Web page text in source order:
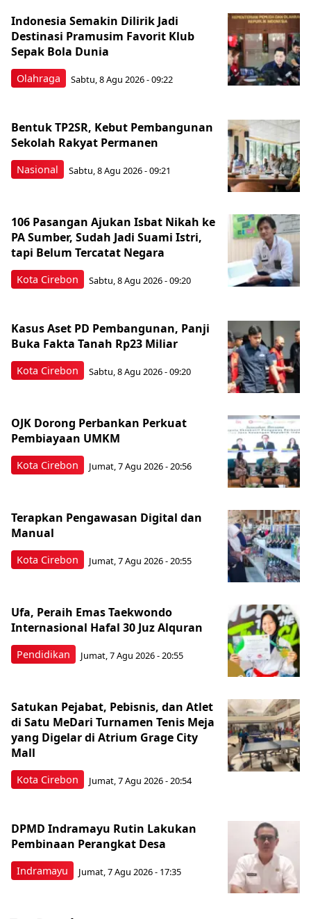
Olahraga
Indonesia Semakin Dilirik Jadi
Destinasi Pramusim Favorit Klub
Sepak Bola Dunia
Sabtu, 8 Agu 2026 - 09:22
Nasional
Bentuk TP2SR, Kebut Pembangunan
Sekolah Rakyat Permanen
Sabtu, 8 Agu 2026 - 09:21
Kota Cirebon
106 Pasangan Ajukan Isbat Nikah ke
PA Sumber, Sudah Jadi Suami Istri,
tapi Belum Tercatat Negara
Sabtu, 8 Agu 2026 - 09:20
Kota Cirebon
Kasus Aset PD Pembangunan, Panji
Buka Fakta Tanah Rp23 Miliar
Sabtu, 8 Agu 2026 - 09:20
Kota Cirebon
OJK Dorong Perbankan Perkuat
Pembiayaan UMKM
Jumat, 7 Agu 2026 - 20:56
Kota Cirebon
Terapkan Pengawasan Digital dan
Manual
Jumat, 7 Agu 2026 - 20:55
Pendidikan
Ufa, Peraih Emas Taekwondo
Internasional Hafal 30 Juz Alquran
Jumat, 7 Agu 2026 - 20:55
Kota Cirebon
Satukan Pejabat, Pebisnis, dan Atlet
di Satu MeDari Turnamen Tenis Meja
yang Digelar di Atrium Grage City
Mall
Jumat, 7 Agu 2026 - 20:54
Indramayu
DPMD Indramayu Rutin Lakukan
Pembinaan Perangkat Desa
Jumat, 7 Agu 2026 - 17:35